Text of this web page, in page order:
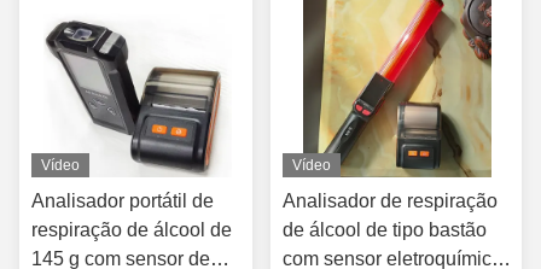
Vídeo
Analisador portátil de
respiração de álcool de
145 g com sensor de
Vídeo
Analisador de respiração
de álcool de tipo bastão
com sensor eletroquímico